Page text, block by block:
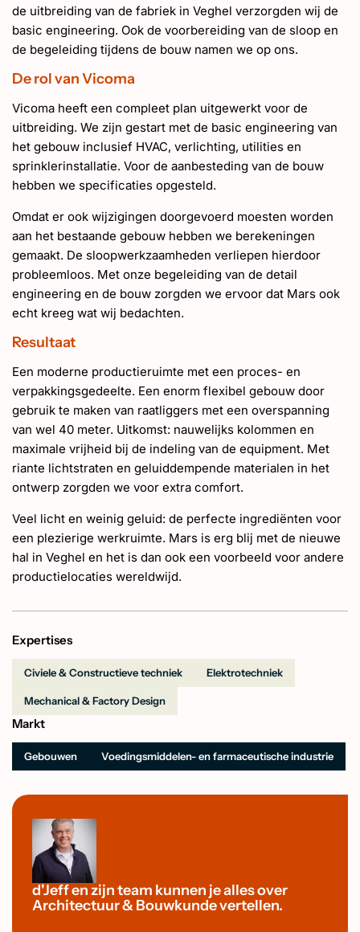
de uitbreiding van de fabriek in Veghel verzorgden wij de
basic engineering. Ook de voorbereiding van de sloop en
de begeleiding tijdens de bouw namen we op ons.
De rol van Vicoma
Vicoma heeft een compleet plan uitgewerkt voor de
uitbreiding. We zijn gestart met de basic engineering van
het gebouw inclusief HVAC, verlichting, utilities en
sprinklerinstallatie. Voor de aanbesteding van de bouw
hebben we specificaties opgesteld.
Omdat er ook wijzigingen doorgevoerd moesten worden
aan het bestaande gebouw hebben we berekeningen
gemaakt. De sloopwerkzaamheden verliepen hierdoor
probleemloos. Met onze begeleiding van de detail
engineering en de bouw zorgden we ervoor dat Mars ook
echt kreeg wat wij bedachten.
Resultaat
Een moderne productieruimte met een proces- en
verpakkingsgedeelte. Een enorm flexibel gebouw door
gebruik te maken van raatliggers met een overspanning
van wel 40 meter. Uitkomst: nauwelijks kolommen en
maximale vrijheid bij de indeling van de equipment. Met
riante lichtstraten en geluiddempende materialen in het
ontwerp zorgden we voor extra comfort.
Veel licht en weinig geluid: de perfecte ingrediënten voor
een plezierige werkruimte. Mars is erg blij met de nieuwe
hal in Veghel en het is dan ook een voorbeeld voor andere
productielocaties wereldwijd.
Expertises
Civiele & Constructieve techniek Elektrotechniek
Mechanical & Factory Design
Markt
Gebouwen Voedingsmiddelen- en farmaceutische industrie
d'Jeff en zijn team kunnen je alles over
Architectuur & Bouwkunde vertellen.